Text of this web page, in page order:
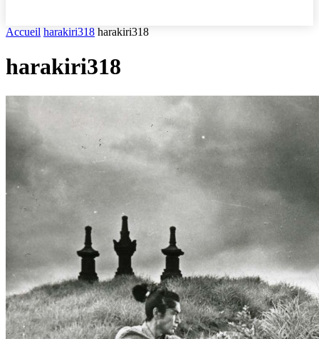
Accueil harakiri318 harakiri318
harakiri318